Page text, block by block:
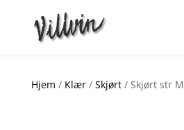
Hjem / Klær/ Skjørt/ Skjørt str M